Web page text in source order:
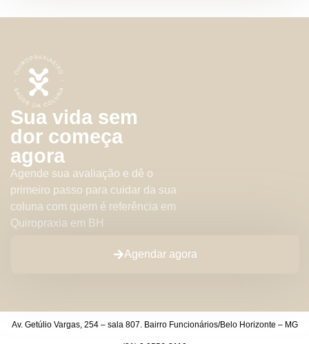
Sua vida sem
dor começa
agora
Agende sua avaliação e dê o
primeiro passo para cuidar da sua
coluna com quem é referência em
Quiropraxia em BH
Agendar agora
Av. Getúlio Vargas, 254 – sala 807. Bairro Funcionários/Belo Horizonte – MG